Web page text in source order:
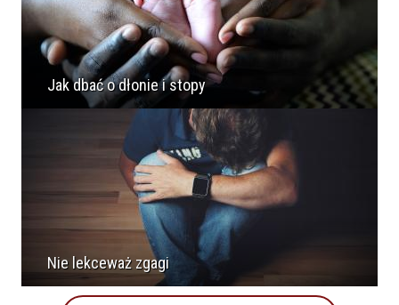
Jak dbać o dłonie i stopy
Nie lekceważ zgagi